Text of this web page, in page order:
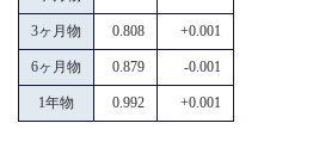
3ヶ月物 0.808 +0.001
6ヶ月物 0.879 -0.001
1年物 0.992 +0.001